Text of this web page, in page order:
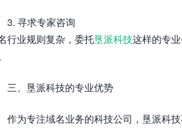
3. 寻求专家咨询
行业规则复杂，委托垦派科技这样的专
三、垦派科技的专业优势
作为专注域名业务的科技公司，垦派科